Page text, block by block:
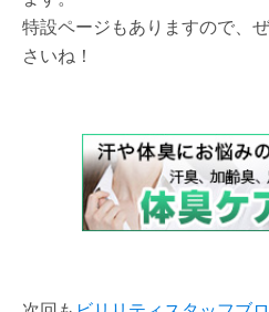
特設ページもありますので、
さいね！